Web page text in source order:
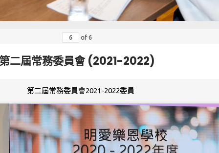
of 6
二屆常務委員會 (2021-2022)
第二屆常務委員會2021-2022委員